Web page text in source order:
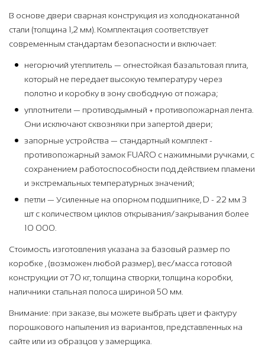
В основе двери сварная конструкция из холоднокатанной
стали (толщина 1,2 мм). Комплектация соответствует
современным стандартам безопасности и включает:
негорючий утеплитель — огнестойкая базальтовая плита,
который не передает высокую температуру через
полотно и коробку в зону свободную от пожара;
уплотнители — противодымный + противопожарная лента.
Они исключают сквозняки при запертой двери;
запорные устройства — стандартный комплект -
противопожарный замок FUARO с нажимными ручками, с
сохранением работоспособности под действием пламени
и экстремальных температурных значений;
петли — Усиленные на опорном подшипнике, D - 22 мм 3
шт с количеством циклов открывания/закрывания более
10 000.
Стоимость изготовления указана за базовый размер по
коробке , (возможен любой размер), вес/масса готовой
конструкции от 70 кг, толщина створки, толщина коробки,
наличники стальная полоса шириной 50 мм.
Внимание: при заказе, вы можете выбрать цвет и фактуру
порошкового напыления из вариантов, представленных на
сайте или из образцов у замерщика.